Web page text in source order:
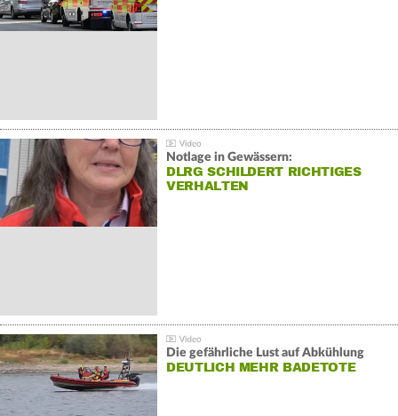
Notlage in Gewässern:
DLRG SCHILDERT RICHTIGES
VERHALTEN
Die gefährliche Lust auf Abkühlung
DEUTLICH MEHR BADETOTE